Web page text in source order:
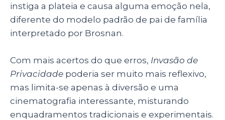
instiga a plateia e causa alguma emoção nela,
diferente do modelo padrão de pai de família
interpretado por Brosnan.
Com mais acertos do que erros, Invasão de
Privacidade poderia ser muito mais reflexivo,
mas limita-se apenas à diversão e uma
cinematografia interessante, misturando
enquadramentos tradicionais e experimentais.